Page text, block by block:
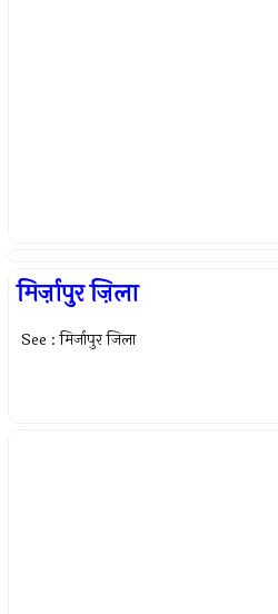
मिर्ज़ापुर ज़िला
See : मिर्जापुर जिला